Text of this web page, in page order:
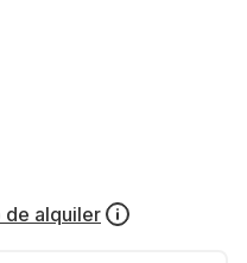
de alquiler